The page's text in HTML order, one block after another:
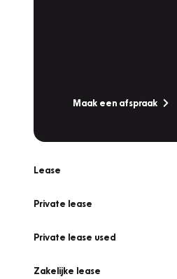
Maak een afspraak
Lease
Private lease
Private lease used
Zakelijke lease